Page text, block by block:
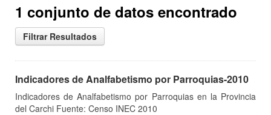
1 conjunto de datos encontrado
Filtrar Resultados
Indicadores de Analfabetismo por Parroquias-2010
Indicadores de Analfabetismo por Parroquias en la Provincia
del Carchi Fuente: Censo INEC 2010